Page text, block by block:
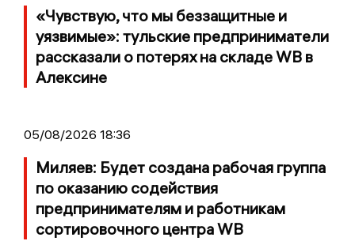
«Чувствую, что мы беззащитные и
уязвимые»: тульские предприниматели
рассказали о потерях на складе WB в
Алексине
05/08/2026 18:36
Миляев: Будет создана рабочая группа
по оказанию содействия
предпринимателям и работникам
сортировочного центра WB